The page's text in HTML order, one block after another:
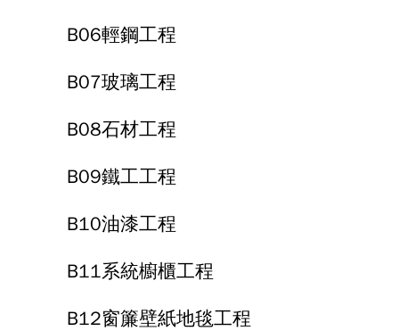
B06輕鋼工程
B07玻璃工程
B08石材工程
B09鐵工工程
B10油漆工程
B11系統櫥櫃工程
B12窗簾壁紙地毯工程